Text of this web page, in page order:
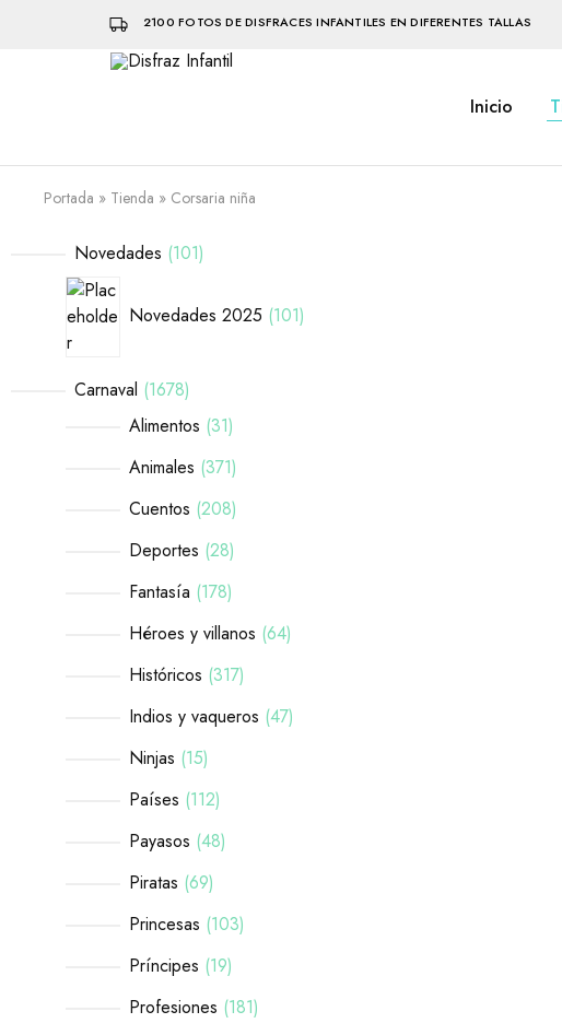
2100 FOTOS DE DISFRACES INFANTILES EN DIFERENTES TALLAS
hacen
la
Inicio
Portada » Tienda » Corsaria niña
Novedades 101
Novedades 2025 101
Carnaval 1678
Alimentos 31
Animales 371
Cuentos 208
Deportes 28
Fantasía 178
Héroes y villanos 64
Históricos 317
Indios y vaqueros 47
Ninjas 15
Países 112
Payasos 48
Piratas 69
Princesas 103
Príncipes 19
Profesiones 181